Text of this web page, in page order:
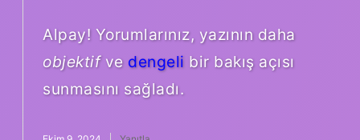
Alpay! Yorumlarınız, yazının daha
objektifve dengeli bir bakış açısı
sunmasını sağladı.